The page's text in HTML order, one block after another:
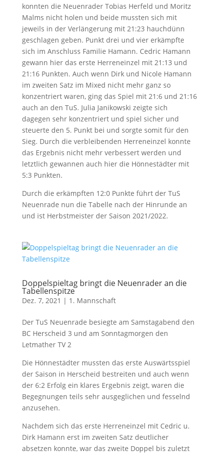
konnten die Neuenrader Tobias Herfeld und Moritz
Malms nicht holen und beide mussten sich mit
jeweils in der Verlängerung mit 21:23 hauchdünn
geschlagen geben. Punkt drei und vier erkämpfte
sich im Anschluss Familie Hamann. Cedric Hamann
gewann hier das erste Herreneinzel mit 21:13 und
21:16 Punkten. Auch wenn Dirk und Nicole Hamann
im zweiten Satz im Mixed nicht mehr ganz so
konzentriert waren, ging das Spiel mit 21:6 und 21:16
auch an den TuS. Julia Janikowski zeigte sich
dagegen sehr konzentriert und spiel sicher und
steuerte den 5. Punkt bei und sorgte somit für den
Sieg. Durch die verbleibenden Herreneinzel konnte
das Ergebnis nicht mehr verbessert werden und
letztlich gewannen auch hier die Hönnestädter mit
5:3 Punkten.
Durch die erkämpften 12:0 Punkte führt der TuS
Neuenrade nun die Tabelle nach der Hinrunde an
und ist Herbstmeister der Saison 2021/2022.
Doppelspieltag bringt die Neuenrader an die
Tabellenspitze
Dez. 7, 2021 | 1. Mannschaft
Der TuS Neuenrade besiegte am Samstagabend den
BC Herscheid 3 und am Sonntagmorgen den
Letmather TV 2
Die Hönnestädter mussten das erste Auswärtsspiel
der Saison in Herscheid bestreiten und auch wenn
der 6:2 Erfolg ein klares Ergebnis zeigt, waren die
Begegnungen teils sehr ausgeglichen und fesselnd
anzusehen.
Nachdem sich das erste Herreneinzel mit Cedric u.
Dirk Hamann erst im zweiten Satz deutlicher
absetzen konnte, war das zweite Doppel bis zuletzt